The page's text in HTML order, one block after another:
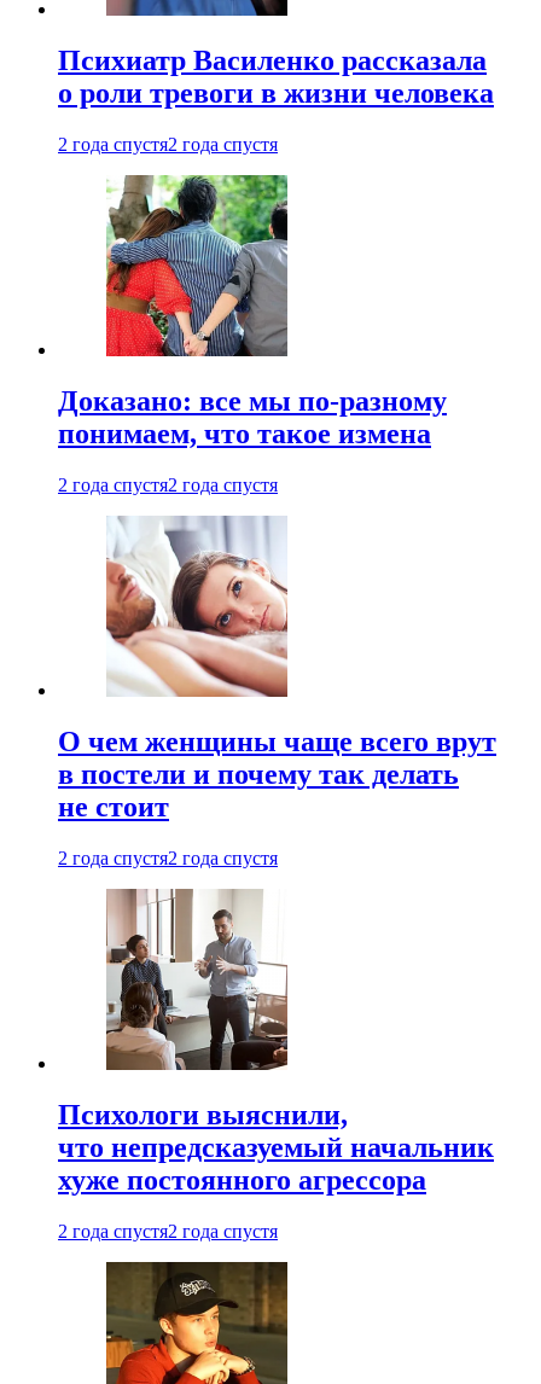
Психиатр Василенко рассказала
о роли тревоги в жизни человека
2 года спустя2 года спустя
Доказано: все мы по-разному
понимаем, что такое измена
2 года спустя2 года спустя
О чем женщины чаще всего врут
в постели и почему так делать
не стоит
2 года спустя2 года спустя
Психологи выяснили,
что непредсказуемый начальник
хуже постоянного агрессора
2 года спустя2 года спустя